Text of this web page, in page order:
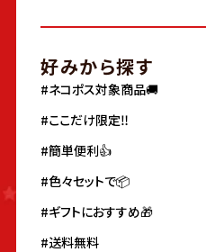
好みから探す
#ネコポス対象商品🚚
#ここだけ限定‼️
#簡単便利👍
#色々セットで📦
#ギフトにおすすめ🎁
#送料無料